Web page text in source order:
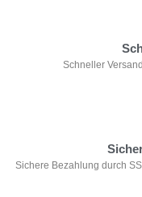
Schneller
Sichere Bezahlung durch